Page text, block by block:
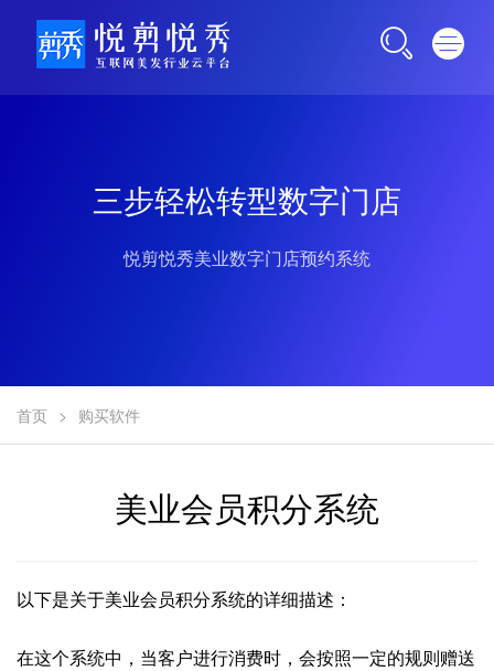
三步轻松转型数字门店
悦剪悦秀美业数字门店预约系统
首页 > 购买软件
美业会员积分系统
以下是关于美业会员积分系统的详细描述：
在这个系统中，当客户进行消费时，会按照一定的规则赠送